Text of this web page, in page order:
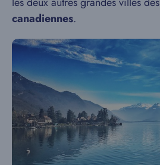
canadiennes.